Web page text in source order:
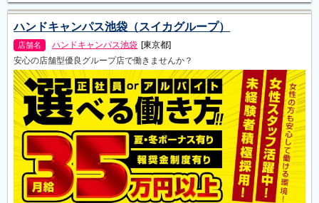
ハンドキャンパス池袋（スイカグループ）
店舗名 ハンドキャンパス池袋 [東京都]
安心の店舗型優良グループ店で働きませんか？